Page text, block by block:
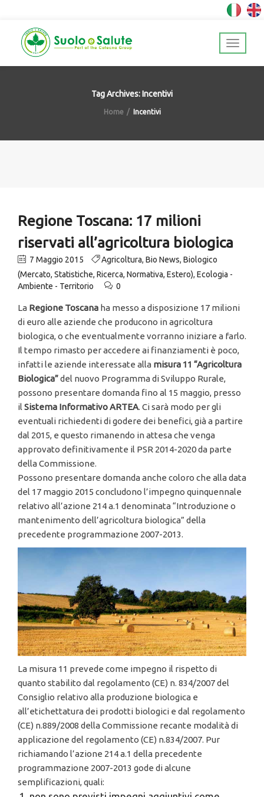
Tag Archives: Incentivi
Home Incentivi
Regione Toscana: 17 milioni
riservati all’agricoltura biologica
7 Maggio 2015 Agricoltura, Bio News, Biologico
(Mercato, Statistiche, Ricerca, Normativa, Estero), Ecologia -
Ambiente - Territorio
0
La Regione Toscana ha messo a disposizione 17 milioni
di euro alle aziende che producono in agricoltura
biologica, o che eventualmente vorranno iniziare a farlo.
Il tempo rimasto per accedere ai finanziamenti è poco,
infatti le aziende interessate alla misura 11 “Agricoltura
Biologica”del nuovo Programma di Sviluppo Rurale,
possono presentare domanda fino al 15 maggio, presso
il Sistema Informativo ARTEA. Ci sarà modo per gli
eventuali richiedenti di godere dei benefici, già a partire
dal 2015, e questo rimanendo in attesa che venga
approvato definitivamente il PSR 2014-2020 da parte
della Commissione.
Possono presentare domanda anche coloro che alla data
del 17 maggio 2015 concludono l’impegno quinquennale
relativo all’azione 214 a.1 denominata “Introduzione o
mantenimento dell’agricoltura biologica” della
precedente programmazione 2007-2013.
La misura 11 prevede come impegno il rispetto di
quanto stabilito dal regolamento (CE) n. 834/2007 del
Consiglio relativo alla produzione biologica e
all’etichettatura dei prodotti biologici e dal regolamento
(CE) n.889/2008 della Commissione recante modalità di
applicazione del regolamento (CE) n.834/2007. Pur
richiamando l’azione 214 a.1 della precedente
programmazione 2007-2013 gode di alcune
semplificazioni, quali: